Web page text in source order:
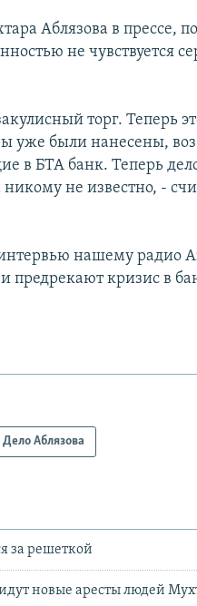
Аблязова в прессе,
не чувствуется
торг. Теперь
уже были нанесены,
в БТА банк. Теперь
не известно, -
нашему радио
предрекают кризис в
Дело Аблязова
за решеткой
новые аресты людей